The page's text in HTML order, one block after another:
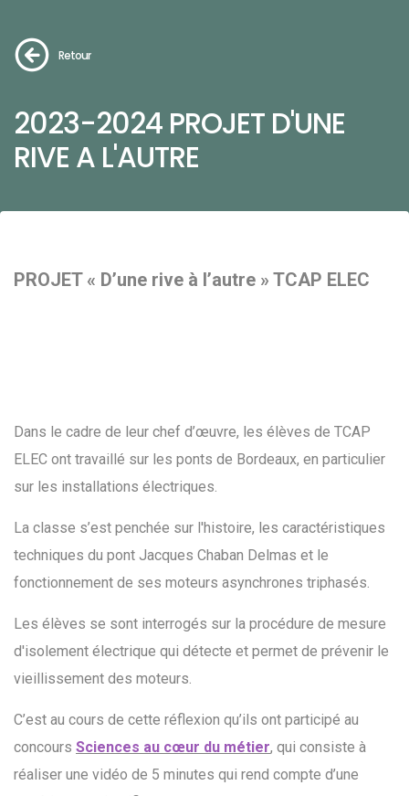
Retour
2023-2024 PROJET D'UNE
RIVE A L'AUTRE
PROJET « D’une rive à l’autre » TCAP ELEC
Dans le cadre de leur chef d’œuvre, les élèves de TCAP
ELEC ont travaillé sur les ponts de Bordeaux, en particulier
sur les installations électriques.
La classe s’est penchée sur l'histoire, les caractéristiques
techniques du pont Jacques Chaban Delmas et le
fonctionnement de ses moteurs asynchrones triphasés.
Les élèves se sont interrogés sur la procédure de mesure
d'isolement électrique qui détecte et permet de prévenir le
vieillissement des moteurs.
C’est au cours de cette réflexion qu’ils ont participé au
concours Sciences au cœur du métier, qui consiste à
réaliser une vidéo de 5 minutes qui rend compte d’une